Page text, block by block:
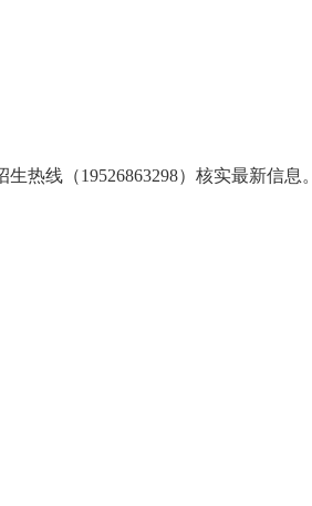
热线（19526863298）核实最新信息。